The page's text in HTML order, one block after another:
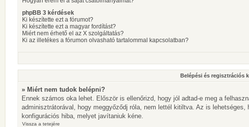
phpBB 3 kérdések
Ki készítette ezt a fórumot?
Ki készítette ezt a magyar fordítást?
Miért nem érhető el az X szolgáltatás?
Ki az illetékes a fórumon olvasható tartalommal kapcsolatban?
Belépési és regisztrációs
» Miért nem tudok belépni?
Ennek számos oka lehet. Először is ellenőrizd, hogy jól adtad-e meg a
adminisztrátorával, hogy meggyőződj róla, nem lettél kitiltva. Az is
konfigurációs hiba, melyet javítaniuk kéne.
Vissza a tetejére